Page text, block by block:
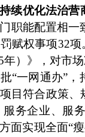
续优化法治营
职能配置相一
赋权事项32项
年）》，对市
“一网通办”
目符合政策
务企业、服
面实现全面“